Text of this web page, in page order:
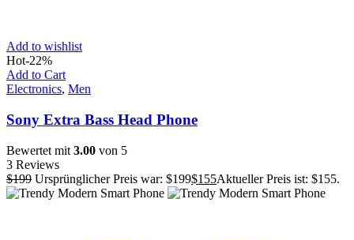
Add to wishlist
Hot-22%
Add to Cart
Electronics, Men
Sony Extra Bass Head Phone
Bewertet mit 3.00 von 5
3 Reviews
$199 Ursprünglicher Preis war: $199$155Aktueller Preis ist: $155.